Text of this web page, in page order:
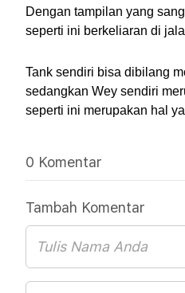
Dengan tampilan yang
seperti ini berkeliaran di
Tank sendiri bisa dibilang
sedangkan Wey sendiri
seperti ini merupakan hal
0 Komentar
Tambah Komentar